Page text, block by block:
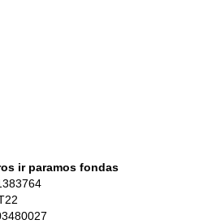
ir paramos fondas